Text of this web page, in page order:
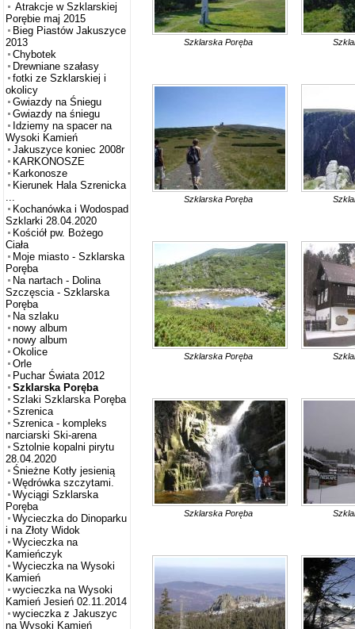
Atrakcje w Szklarskiej
Porębie maj 2015
Bieg Piastów Jakuszyce
2013
Chybotek
Drewniane szałasy
fotki ze Szklarskiej i
okolicy
Gwiazdy na Śniegu
Gwiazdy na śniegu
Idziemy na spacer na
Wysoki Kamień
Jakuszyce koniec 2008r
KARKONOSZE
Karkonosze
Kierunek Hala Szrenicka
...
Kochanówka i Wodospad
Szklarki 28.04.2020
Kościół pw. Bożego
Ciała
Moje miasto - Szklarska
Poręba
Na nartach - Dolina
Szczęscia - Szklarska
Poręba
Na szlaku
nowy album
nowy album
Okolice
Orle
Puchar Świata 2012
Szklarska Poręba
Szlaki Szklarska Poręba
Szrenica
Szrenica - kompleks
narciarski Ski-arena
Sztolnie kopalni pirytu
28.04.2020
Śnieżne Kotły jesienią
Wędrówka szczytami.
Wyciągi Szklarska
Poręba
Wycieczka do Dinoparku
i na Złoty Widok
Wycieczka na
Kamieńczyk
Wycieczka na Wysoki
Kamień
wycieczka na Wysoki
Kamień Jesień 02.11.2014
wycieczka z Jakuszyc
na Wysoki Kamień
Szklarska Poręba
Szklarska Poręba
Szklarska Poręba
Szklarska Poręba